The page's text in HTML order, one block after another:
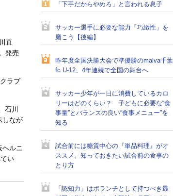
直
発売
ラブ
石川
しなが
ルニ
い
「下手だからやめろ」と言われる息子
サッカー選手に必要な能力「巧緻性」を
磨こう【後編】
昨年度全国決勝大会で準優勝のmalva千葉
fc U-12、4年連続で全国の舞台へ
サッカー少年が一日に消費しているカロ
リーはどのくらい？ 子どもに必要な“食
事量”とバランスの良い“食事メニュー”を
知る
試合前には糖質中心の『単品料理』がオ
ススメ。知っておきたい試合前の食事の
とり方
「認知力」はボランチとして持つべき最